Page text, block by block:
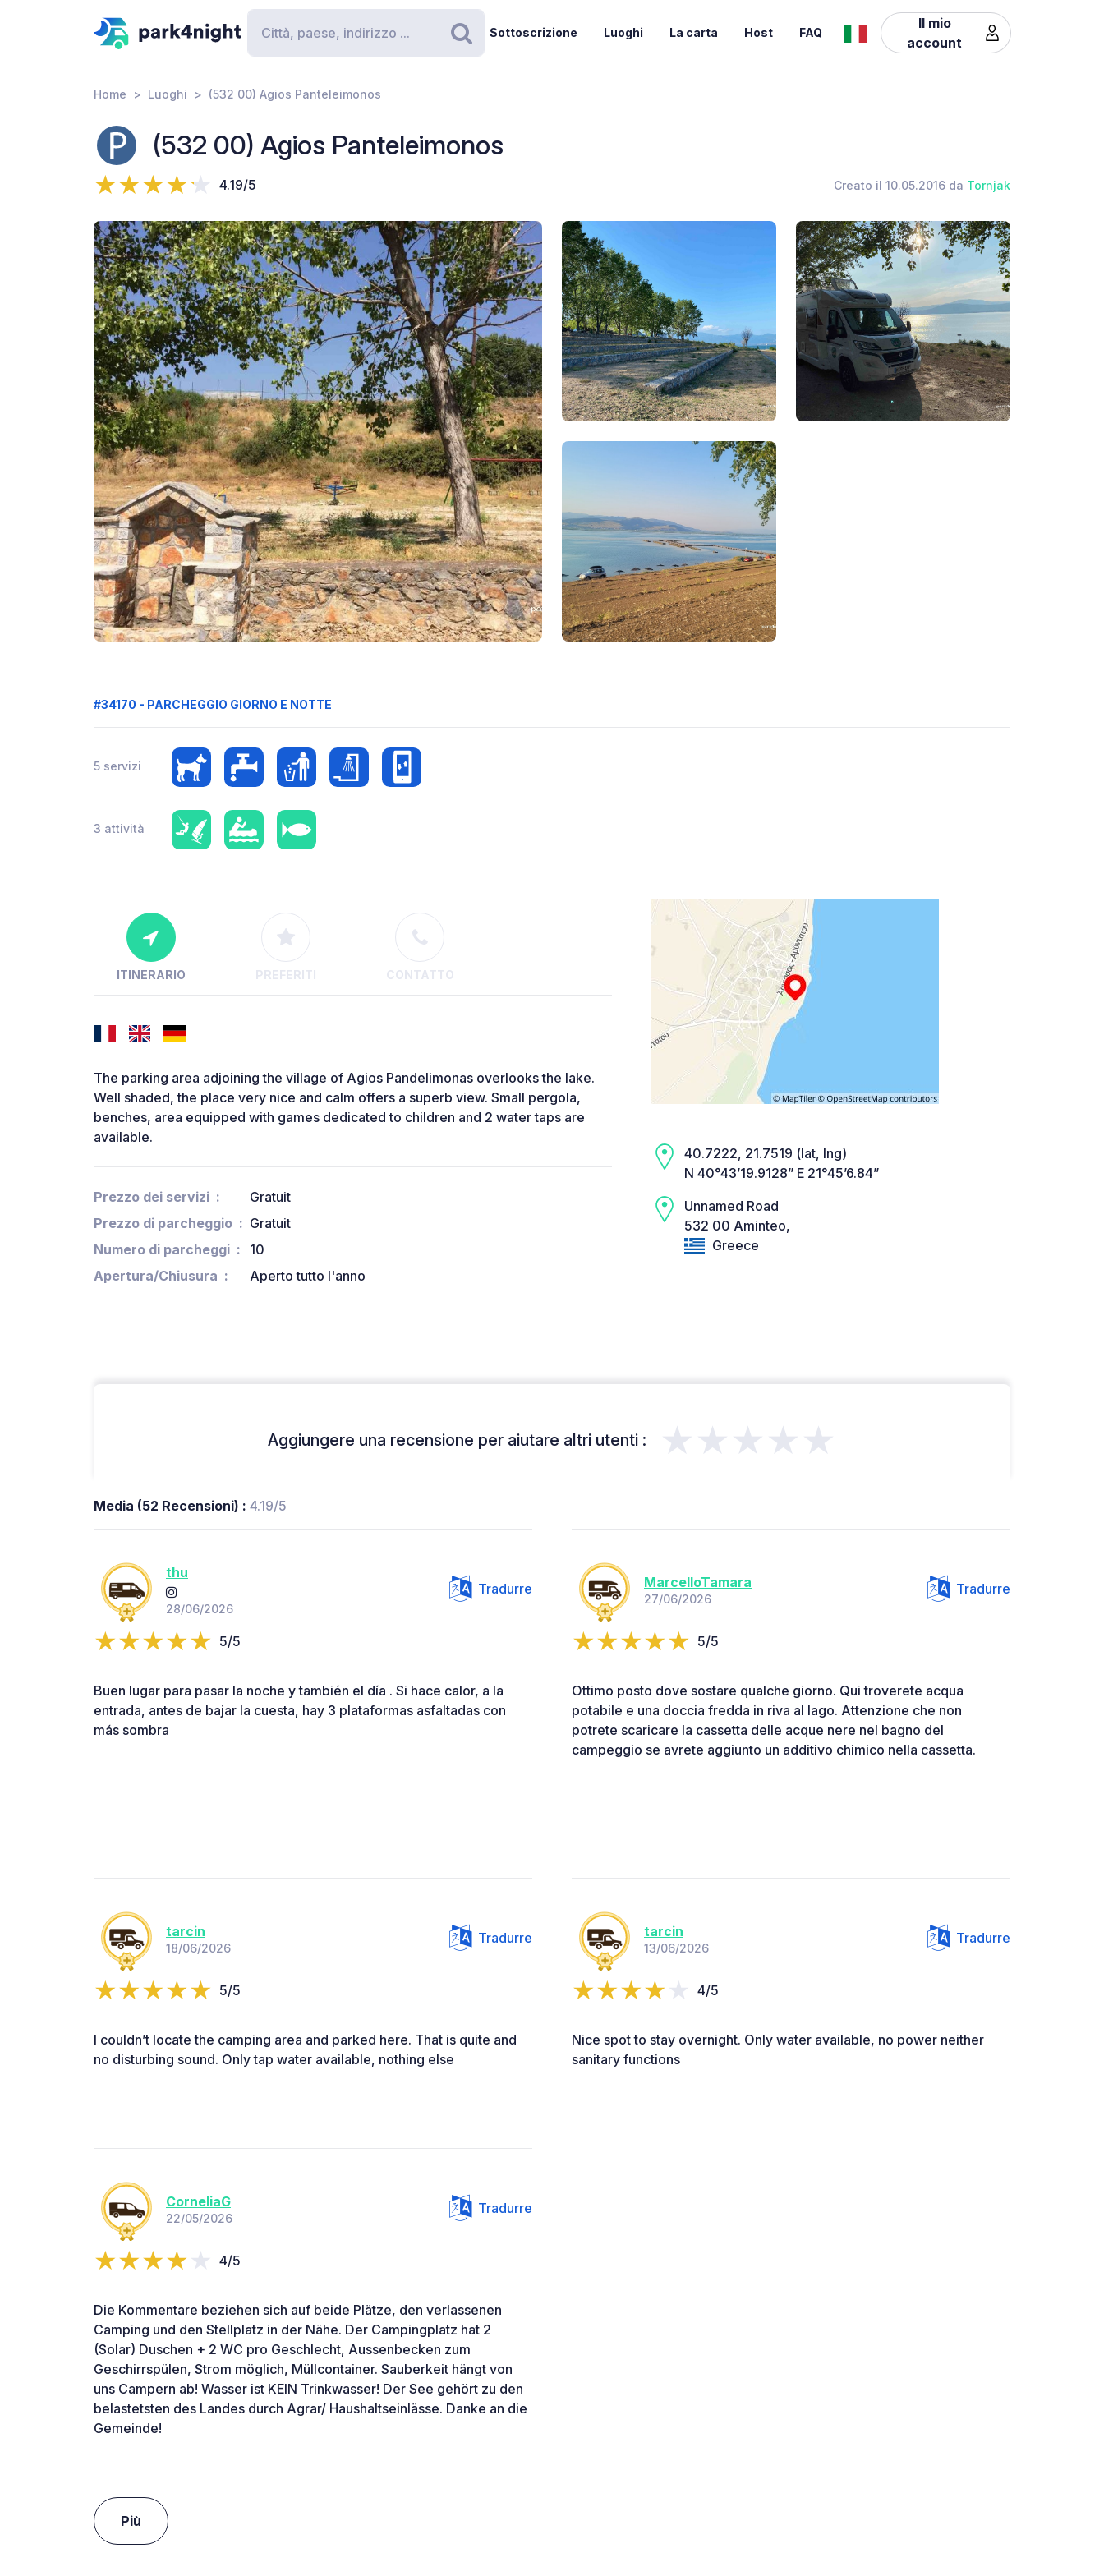
Ricerca
Sottoscrizione Luoghi La carta Host FAQ
Il mio
account
Home Luoghi (532 00) Agios Panteleimonos
(532 00) Agios Panteleimonos
4.19/5 Creato il 10.05.2016 da Tornjak
#34170 - PARCHEGGIO GIORNO E NOTTE
5 servizi
3 attività
ITINERARIO PREFERITI CONTATTO
The parking area adjoining the village of Agios Pandelimonas overlooks the lake.
Well shaded, the place very nice and calm offers a superb view. Small pergola,
benches, area equipped with games dedicated to children and 2 water taps are
available.
Prezzo dei servizi
Gratuit
Prezzo di parcheggio
Gratuit
Numero di parcheggi
10
Apertura/Chiusura
Aperto tutto l'anno
40.7222, 21.7519 (lat, lng)
N 40°43’19.9128” E 21°45’6.84”
Unnamed Road
532 00 Aminteo,
Greece
Aggiungere una recensione per aiutare altri utenti : ★★★★★
Media (52 Recensioni) : 4.19/5
thu
28/06/2026
Tradurre
5/5
Buen lugar para pasar la noche y también el día . Si hace calor, a la
entrada, antes de bajar la cuesta, hay 3 plataformas asfaltadas con
más sombra
MarcelloTamara
27/06/2026
Tradurre
5/5
Ottimo posto dove sostare qualche giorno. Qui troverete acqua
potabile e una doccia fredda in riva al lago. Attenzione che non
potrete scaricare la cassetta delle acque nere nel bagno del
campeggio se avrete aggiunto un additivo chimico nella cassetta.
tarcin
18/06/2026
Tradurre
5/5
I couldn’t locate the camping area and parked here. That is quite and
no disturbing sound. Only tap water available, nothing else
tarcin
13/06/2026
Tradurre
4/5
Nice spot to stay overnight. Only water available, no power neither
sanitary functions
CorneliaG
22/05/2026
Tradurre
4/5
Die Kommentare beziehen sich auf beide Plätze, den verlassenen
Camping und den Stellplatz in der Nähe. Der Campingplatz hat 2
(Solar) Duschen + 2 WC pro Geschlecht, Aussenbecken zum
Geschirrspülen, Strom möglich, Müllcontainer. Sauberkeit hängt von
uns Campern ab! Wasser ist KEIN Trinkwasser! Der See gehört zu den
belastetsten des Landes durch Agrar/ Haushaltseinlässe. Danke an die
Gemeinde!
Più